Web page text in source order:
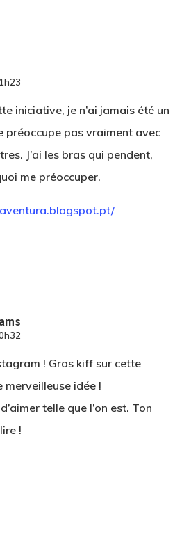
iniciative, je n’ai jamais été un
préoccupe pas vraiment avec
J’ai les bras qui pendent,
me préoccuper.
! Gros kiff sur cette
idée !
telle que l’on est. Ton
!